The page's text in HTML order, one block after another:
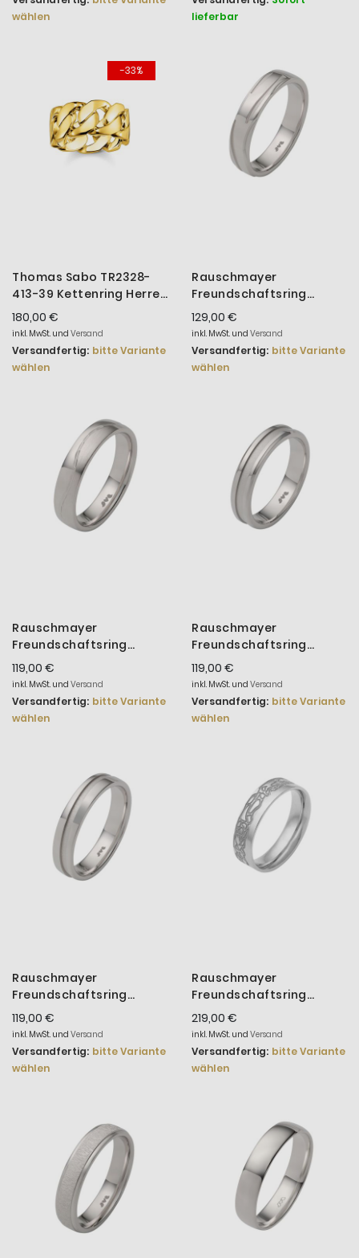
wählen
lieferbar
-33%
Thomas Sabo TR2328-
413-39 Kettenring Herren
Glieder Silber Gold
180,00 €
inkl. MwSt. und Versand
Versandfertig: bitte Variante
wählen
Rauschmayer
Freundschaftsring
Herren Love Birds Silber
14-00019
129,00 €
inkl. MwSt. und Versand
Versandfertig: bitte Variante
wählen
Rauschmayer
Freundschaftsring
Herren Love Birds Silber
14-00045
119,00 €
inkl. MwSt. und Versand
Versandfertig: bitte Variante
wählen
Rauschmayer
Freundschaftsring
Herren Love Birds Silber
14-00018
119,00 €
inkl. MwSt. und Versand
Versandfertig: bitte Variante
wählen
Rauschmayer
Freundschaftsring
Herren Love Birds Silber
14-00017
119,00 €
inkl. MwSt. und Versand
Versandfertig: bitte Variante
wählen
Rauschmayer
Freundschaftsring
Herren Love Birds Silber
14-00015
219,00 €
inkl. MwSt. und Versand
Versandfertig: bitte Variante
wählen